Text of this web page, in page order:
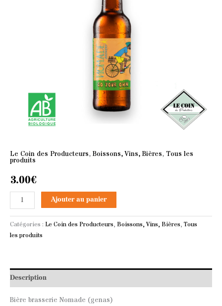
Le Coin des Producteurs, Boissons, Vins, Bières, Tous les
produits
3.00€
Ajouter au panier
Catégories : Le Coin des Producteurs, Boissons, Vins, Bières, Tous
les produits
Description
Bière brasserie Nomade (genas)